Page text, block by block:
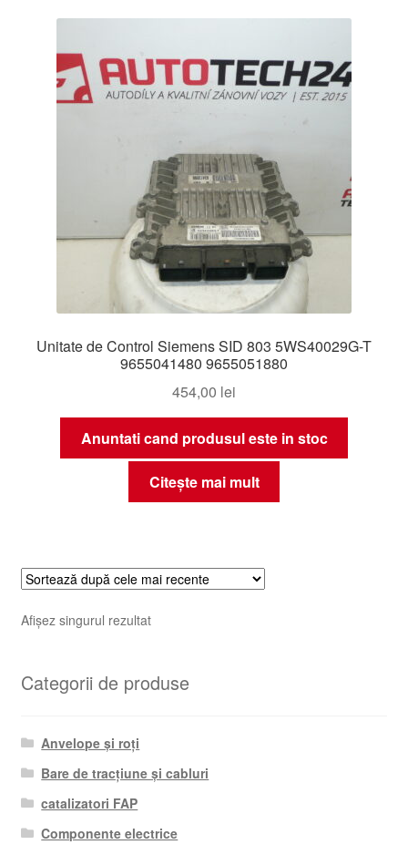
Unitate de Control Siemens SID 803 5WS40029G-T
9655041480 9655051880
454,00 lei
Anuntati cand produsul este in stoc
Citește mai mult
Afișez singurul rezultat
Categorii de produse
Anvelope și roți
Bare de tracțiune și cabluri
catalizatori FAP
Componente electrice